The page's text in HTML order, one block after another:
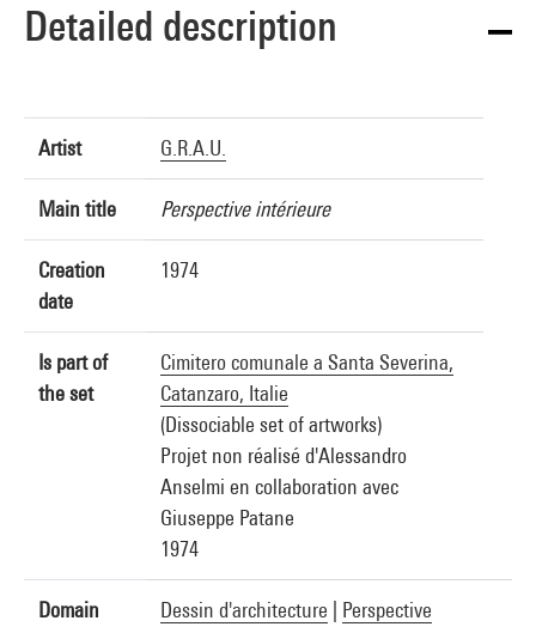
Detailed description
Artist G.R.A.U.
Main title Perspective intérieure
Creation
date
1974
Is part of
the set
Cimitero comunale a Santa Severina,
Catanzaro, Italie
(Dissociable set of artworks)
Projet non réalisé d'Alessandro
Anselmi en collaboration avec
Giuseppe Patane
1974
Domain Dessin d'architecture Perspective